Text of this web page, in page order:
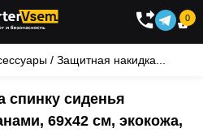

0
/ Защитная накидка...
спинку сиденья
69х42 см, экокожа,